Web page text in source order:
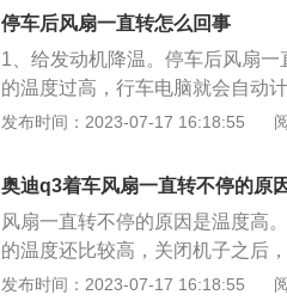
致发动机过热，使得电子扇持续
1、自动开启条件：当冷却液温
箱风扇自动开启，无法手动控制
2、散热风扇中高档：一般95度
度达到95度时，风扇启动并以
停车后风扇一直转怎么回事
1、给发动机降温。停车后风扇
的温度过高，行车电脑就会自动
的时间就会越长，来保护发动机
检查一下，进行断电处理。3、水
致的，需要去4S店维修，或者更
是由于风扇继电器触点粘死，需
足。汽车的防冻液不足或用完了
靠风扇散热，导致汽车停车后风
发布时间：2023-07-17 16:18:55
奥迪q3着车风扇一直转不停的原
风扇一直转不停的原因是温度高
的温度还比较高，关闭机子之后
一般车子行驶时间长的话，驻车
发布时间：2023-07-17 16:18:55